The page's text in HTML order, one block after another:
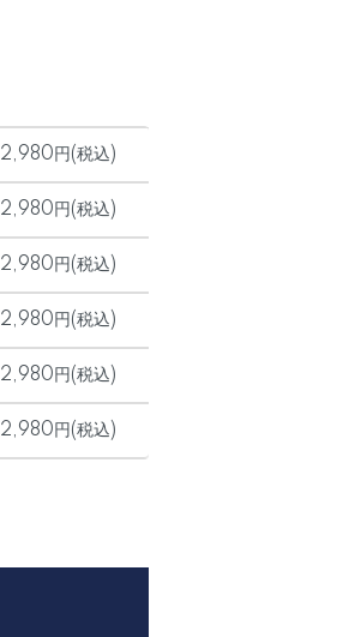
2,980円(税込)
2,980円(税込)
2,980円(税込)
2,980円(税込)
2,980円(税込)
2,980円(税込)